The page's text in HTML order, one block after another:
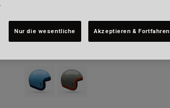
Product swatch type of Eisiges Blau.
Product swatch type of Steingrau.
Nur die wesentliche Akzeptieren & Fortfahren